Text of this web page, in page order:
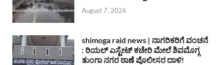
August 7, 2026
shimoga raid news | ನಾಗರಿಕರಿಗೆ ವಂಚನೆ
: ರಿಯಲ್ ಎಸ್ಟೇಟ್ ಕಚೇರಿ ಮೇಲೆ ಶಿವಮೊಗ್ಗ
ತುಂಗಾ ನಗರ ಠಾಣೆ ಪೊಲೀಸರ ದಾಳಿ!